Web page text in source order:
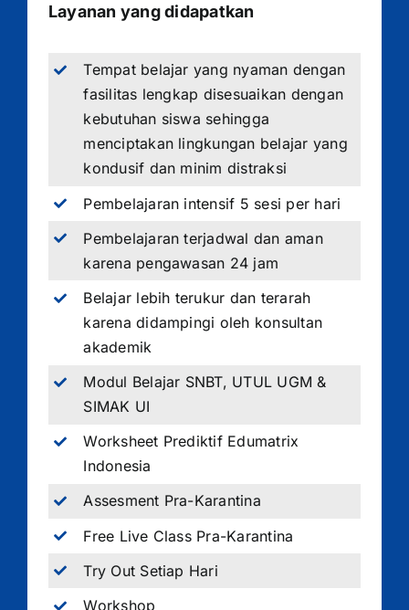
Layanan yang didapatkan
Tempat belajar yang nyaman dengan
fasilitas lengkap disesuaikan dengan
kebutuhan siswa sehingga
menciptakan lingkungan belajar yang
kondusif dan minim distraksi
Pembelajaran intensif 5 sesi per hari
Pembelajaran terjadwal dan aman
karena pengawasan 24 jam
Belajar lebih terukur dan terarah
karena didampingi oleh konsultan
akademik
Modul Belajar SNBT, UTUL UGM &
SIMAK UI
Worksheet Prediktif Edumatrix
Indonesia
Assesment Pra-Karantina
Free Live Class Pra-Karantina
Try Out Setiap Hari
Workshop